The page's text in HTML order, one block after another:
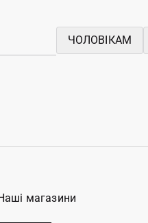
ЧОЛОВІКАМ
магазини